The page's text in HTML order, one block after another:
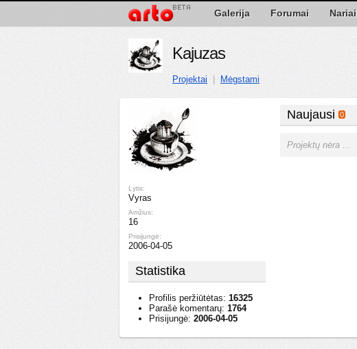
Galerija Forumai Nariai
Kajuzas
Projektai Mėgstami
Lytis:
Vyras
Amžius:
16
Prisijungė:
2006-04-05
Statistika
Profilis peržiūtėtas: 16325
Parašė komentarų: 1764
Prisijungė: 2006-04-05
Naujausi 0
Projektų nėra ...